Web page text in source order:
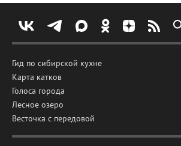
Гид по сибирской кухне
Карта катков
Голоса города
Лесное озеро
Весточка с передовой